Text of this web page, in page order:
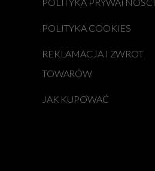
POLITYKA COOKIES
REKLAMACJA I ZWROT
TOWARÓW
JAK KUPOWAĆ